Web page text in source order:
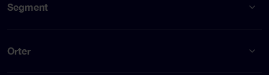
Segment
Orter